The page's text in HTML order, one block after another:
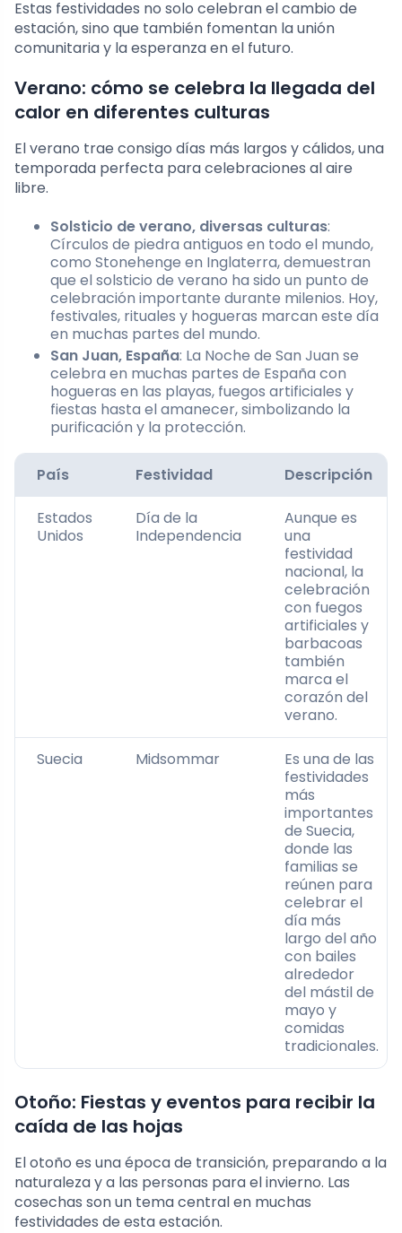
Estas festividades no solo celebran el cambio de
estación, sino que también fomentan la unión
comunitaria y la esperanza en el futuro.
Verano: cómo se celebra la llegada del
calor en diferentes culturas
El verano trae consigo días más largos y cálidos, una
temporada perfecta para celebraciones al aire
libre.
Solsticio de verano, diversas culturas:
Círculos de piedra antiguos en todo el mundo,
como Stonehenge en Inglaterra, demuestran
que el solsticio de verano ha sido un punto de
celebración importante durante milenios. Hoy,
festivales, rituales y hogueras marcan este día
en muchas partes del mundo.
San Juan, España: La Noche de San Juan se
celebra en muchas partes de España con
hogueras en las playas, fuegos artificiales y
fiestas hasta el amanecer, simbolizando la
purificación y la protección.
País Festividad Descripción
Estados
Unidos
Día de la
Independencia
Aunque es
una
festividad
nacional, la
celebración
con fuegos
artificiales y
barbacoas
también
marca el
corazón del
verano.
Suecia Midsommar
Es una de las
festividades
más
importantes
de Suecia,
donde las
familias se
reúnen para
celebrar el
día más
largo del año
con bailes
alrededor
del mástil de
mayo y
comidas
tradicionales.
Otoño: Fiestas y eventos para recibir la
caída de las hojas
El otoño es una época de transición, preparando a la
naturaleza y a las personas para el invierno. Las
cosechas son un tema central en muchas
festividades de esta estación.